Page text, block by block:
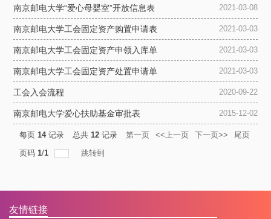
南京邮电大学“爱心母婴室”开放信息表 2021-03-08
南京邮电大学工会固定资产购置申请表 2021-03-03
南京邮电大学工会固定资产申领入库单 2021-03-03
南京邮电大学工会固定资产处置申请单 2021-03-03
工会入会流程 2020-09-22
南京邮电大学爱心扶助基金审批表 2015-12-02
每页 14记录 总共 12 记录 第一页 <<上一页 下一页>>
尾页
页码 1/1 跳转到
友情链接